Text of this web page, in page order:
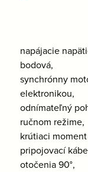
napájacie
bodová,
synchrónny
elektronikou,
odnímateľný
ručnom režime,
krútiaci moment
pripojovací
otočenia 90°,